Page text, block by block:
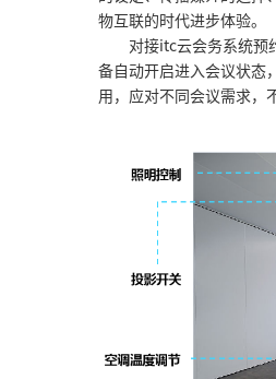
物互联的时代进步体验。
对接itc云会务系统预
备自动开启进入会议状态
用，应对不同会议需求，